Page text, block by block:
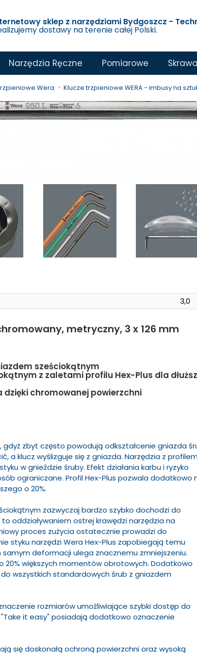
sklep z narzędziami Bydgoszcz -
dostawy na terenie całej Polski.
Narzędzia Ręczne Pomiarowe
Wera Klucze trzpieniowe WERA - imbusy na
3,0
metryczny, 3 x 126 mm
sześciokątnym
z zaletami profilu Hex-Plus dla
chromowanej powierzchni
gdyż zbyt często powodują odkształcenie gniazda
a klucz wyślizguje się z gniazda. Narzędzia z
w gnieździe śruby. Efekt działania karbu i ryzyko
ograniczane. Profil Hex-Plus pozwala dodatkowo
o 20%.
zazwyczaj bardzo szybko dochodzi do
oddziaływaniem ostrej krawędzi narzędzia na
proces zużycia ostatecznie prowadzi do
styku narzędzi Wera Hex-Plus zapobiegają temu
deformacji ulega znacznemu zmniejszeniu.
20% większych momentów obrotowych. Dodatkowo
wszystkich standardowych śrub z gniazdem
rozmiarów umożliwiające szybki dostęp do
it easy" posiadają dodatkowo oznaczenie
się doskonałą ochroną powierzchni oraz wysoką